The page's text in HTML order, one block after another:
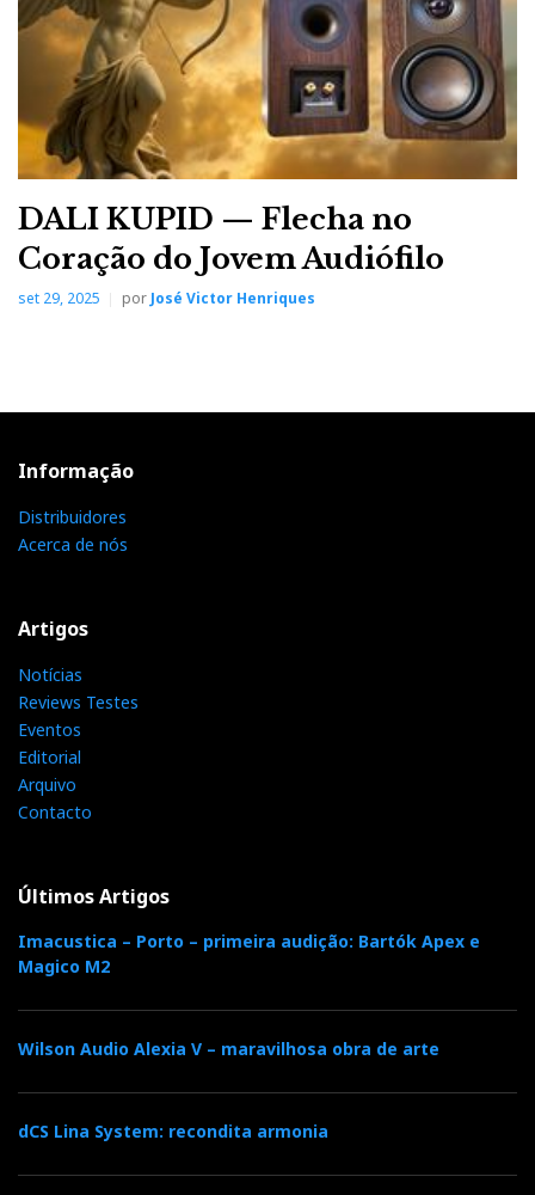
DALI KUPID — Flecha no
Coração do Jovem Audiófilo
set 29, 2025 porJosé Victor Henriques
Informação
Distribuidores
Acerca de nós
Artigos
Notícias
Reviews Testes
Eventos
Editorial
Arquivo
Contacto
Últimos Artigos
Imacustica – Porto – primeira audição: Bartók Apex e
Magico M2
Wilson Audio Alexia V – maravilhosa obra de arte
dCS Lina System: recondita armonia